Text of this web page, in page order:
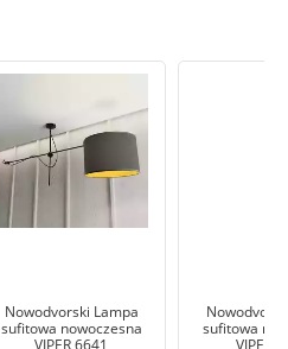
Nowodvorski Lampa
sufitowa nowoczesna
VIPER 6641
sufitowa
VIPER